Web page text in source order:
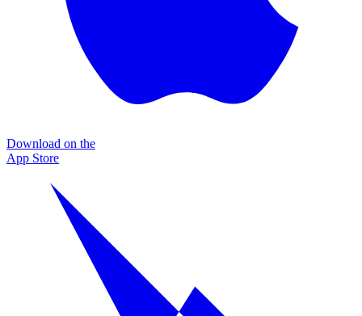
Download on the
App Store